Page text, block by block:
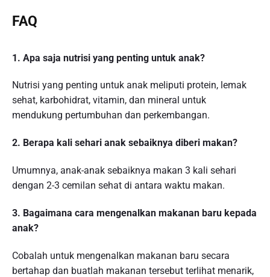
FAQ
1. Apa saja nutrisi yang penting untuk anak?
Nutrisi yang penting untuk anak meliputi protein, lemak
sehat, karbohidrat, vitamin, dan mineral untuk
mendukung pertumbuhan dan perkembangan.
2. Berapa kali sehari anak sebaiknya diberi makan?
Umumnya, anak-anak sebaiknya makan 3 kali sehari
dengan 2-3 cemilan sehat di antara waktu makan.
3. Bagaimana cara mengenalkan makanan baru kepada
anak?
Cobalah untuk mengenalkan makanan baru secara
bertahap dan buatlah makanan tersebut terlihat menarik,